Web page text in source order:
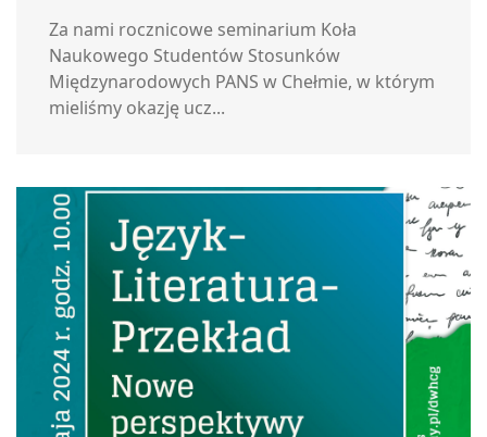
Za nami rocznicowe seminarium Koła
Naukowego Studentów Stosunków
Międzynarodowych PANS w Chełmie, w którym
mieliśmy okazję ucz...